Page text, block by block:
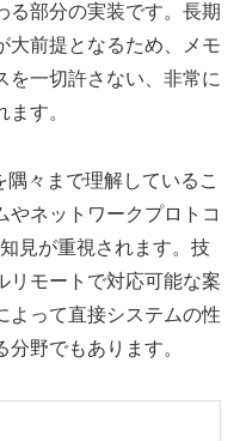
る部分の実装です。長期
大前提となるため、メモ
を一切許さない、非常に
す。
々まで理解しているこ
やネットワークプロトコ
見が重視されます。技
リモートで対応可能な案
よって直接システムの性
野でもあります。